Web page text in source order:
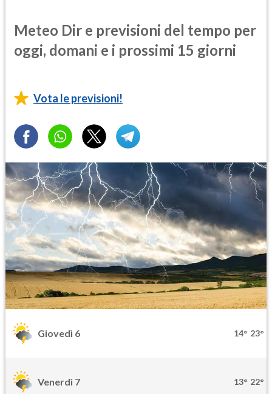
Meteo Dir e previsioni del tempo per
oggi, domani e i prossimi 15 giorni
Vota le previsioni!
Giovedì 6 14° 23°
Venerdì 7 13° 22°